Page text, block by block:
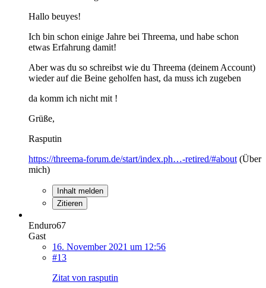
Hallo beuyes!
Ich bin schon einige Jahre bei Threema, und habe schon
etwas Erfahrung damit!
Aber was du so schreibst wie du Threema (deinem Account)
wieder auf die Beine geholfen hast, da muss ich zugeben
da komm ich nicht mit !
Grüße,
Rasputin
https://threema-forum.de/start/index.ph…-retired/#about (Über
mich)
Inhalt melden
Zitieren
Enduro67
Gast
16. November 2021 um 12:56
#13
Zitat von rasputin